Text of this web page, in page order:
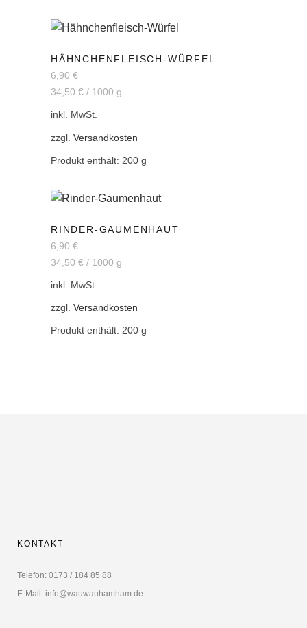
HÄHNCHENFLEISCH-WÜRFEL
6,90 €
34,50 € / 1000 g
inkl. MwSt.
zzgl. Versandkosten
Produkt enthält: 200 g
RINDER-GAUMENHAUT
6,90 €
34,50 € / 1000 g
inkl. MwSt.
zzgl. Versandkosten
Produkt enthält: 200 g
KONTAKT
Telefon: 0173 / 184 85 88
E-Mail: info@wauwauhamham.de